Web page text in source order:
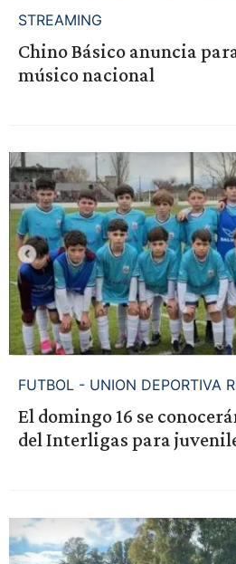
STREAMING
Chino Básico anuncia
músico nacional
FUTBOL - UNION DEPORTIVA
El domingo 16 se
del Interligas para